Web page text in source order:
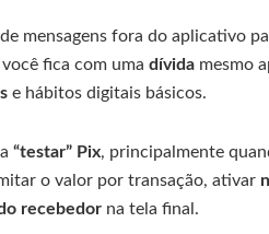
mensagens fora do aplicativo
fica com uma dívida mesmo
e hábitos digitais básicos.
“testar” Pix, principalmente
o valor por transação, ativar
recebedor na tela final.